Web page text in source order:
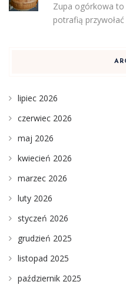
Zupa ogórkowa
potrafią
lipiec 2026
czerwiec 2026
maj 2026
kwiecień 2026
marzec 2026
luty 2026
styczeń 2026
grudzień 2025
listopad 2025
październik 2025